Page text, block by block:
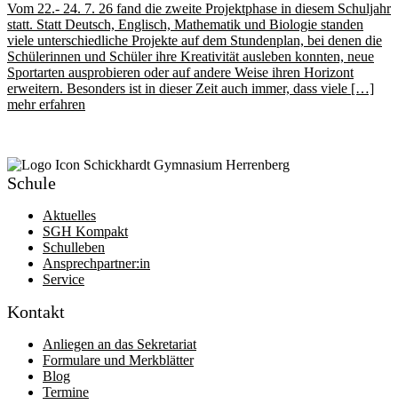
Vom 22.- 24. 7. 26 fand die zweite Projektphase in diesem Schuljahr
statt. Statt Deutsch, Englisch, Mathematik und Biologie standen
viele unterschiedliche Projekte auf dem Stundenplan, bei denen die
Schülerinnen und Schüler ihre Kreativität ausleben konnten, neue
Sportarten ausprobieren oder auf andere Weise ihren Horizont
erweitern. Besonders ist in dieser Zeit auch immer, dass viele […]
mehr erfahren
Schule
Aktuelles
SGH Kompakt
Schulleben
Ansprechpartner:in
Service
Kontakt
Anliegen an das Sekretariat
Formulare und Merkblätter
Blog
Termine